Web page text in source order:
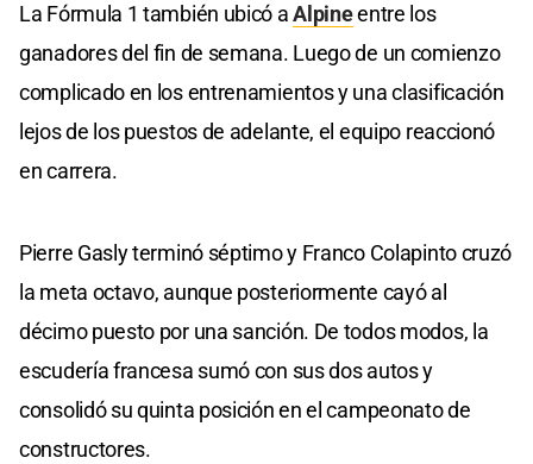
La Fórmula 1 también ubicó aAlpineentre los
ganadores del fin de semana. Luego de un comienzo
complicado en los entrenamientos y una clasificación
lejos de los puestos de adelante, el equipo reaccionó
en carrera.
Pierre Gasly terminó séptimo y Franco Colapinto cruzó
la meta octavo, aunque posteriormente cayó al
décimo puesto por una sanción. De todos modos, la
escudería francesa sumó con sus dos autos y
consolidó su quinta posición en el campeonato de
constructores.